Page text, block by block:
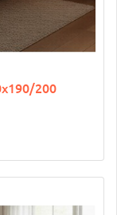
200